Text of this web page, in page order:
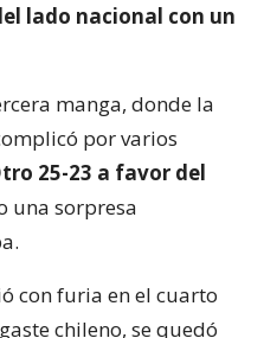
lado nacional con un
manga, donde la
por varios
25-23 a favor del
una sorpresa
con furia en el cuarto
chileno, se quedó